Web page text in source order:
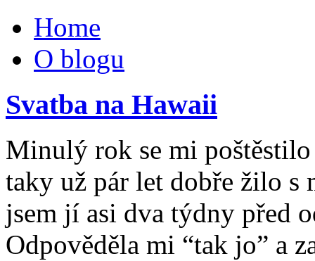
Home
O blogu
Svatba na Hawaii
Minulý rok se mi
taky už pár let dobře žilo
jsem jí asi dva týdny před
Odpověděla mi “tak jo” a